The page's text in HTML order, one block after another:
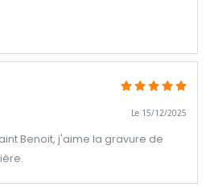
Le 15/12/2025
Benoit, j'aime la gravure de